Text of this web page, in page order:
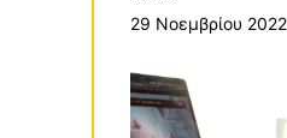
29 Νοεμβρίου 2022